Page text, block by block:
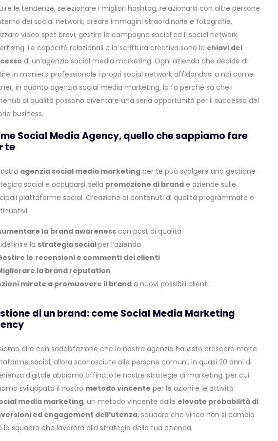
le tendenze, selezionare i migliori hashtag, relazionarsi con altre persone
dei social network, creare immagini straordinarie e fotografie,
video spot brevi, gestire le campagne social ed il social network
Le capacità relazionali e la scrittura creativa sono le chiavi del
di un’agenzia social media marketing. Ogni azienda che decide di
in maniera professionale i propri social network affidandosi a noi come
in quanto agenzia social media marketing, lo fa perché sa che i
di qualità possono diventare una seria opportunità per il successo del
business.
Social Media Agency,quello che sappiamo fare
te
agenzia social media marketing per te può svolgere una gestione
social e occuparsi della promozione di brand e aziende sulle
piattaforme social. Creazione di contenuti di qualità programmate e
la brand awareness con post di qualità
la strategia socialper l’azienda
le recensioni e commenti dei clienti
la brand reputation
mirate a promuovere il brand a nuovi possibili clienti
di un brand: come Social Media Marketing
dire con soddisfazione che la nostra agenzia ha visto crescere molte
social, allora sconosciute alle persone comuni, in quasi 20 anni di
digitale abbiamo affinato le nostre strategie di marketing, per cui
sviluppato il nostro metodo vincente per le azioni e le attività
media marketing, un metodo vincente dalle elevate probabilità di
ed engagement dell’utenza, squadra che vince non si cambia
la squadra che lavorerà alla strategia della tua azienda.